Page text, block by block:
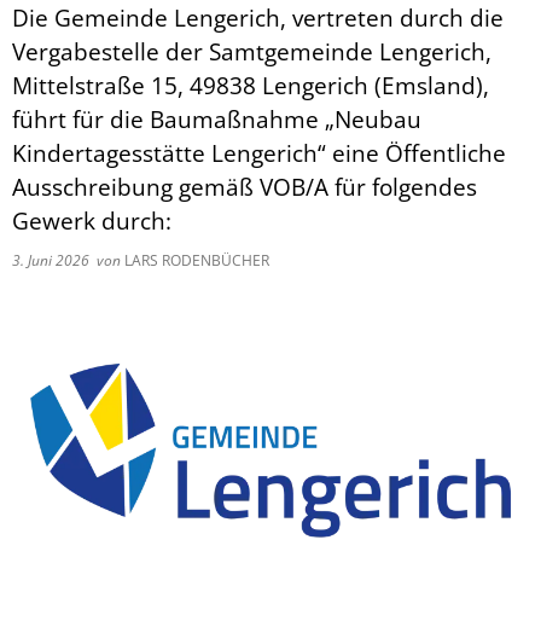
Die Gemeinde Lengerich, vertreten durch die
Vergabestelle der Samtgemeinde Lengerich,
Mittelstraße 15, 49838 Lengerich (Emsland),
führt für die Baumaßnahme „Neubau
Kindertagesstätte Lengerich“ eine Öffentliche
Ausschreibung gemäß VOB/A für folgendes
Gewerk durch:
3. Juni 2026 von LARS RODENBÜCHER